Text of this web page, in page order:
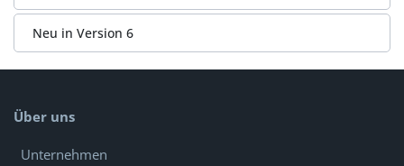
Neu in Version 6
Über uns
Unternehmen